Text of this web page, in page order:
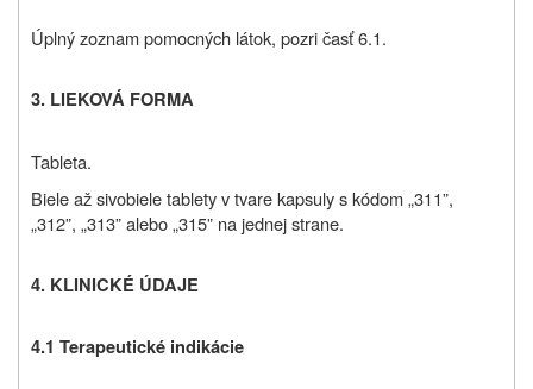
Úplný zoznam pomocných látok, pozri časť 6.1.
3. LIEKOVÁ FORMA
Tableta.
Biele až sivobiele tablety v tvare kapsuly s kódom „311”,
„312”, „313” alebo „315” na jednej strane.
4. KLINICKÉ ÚDAJE
4.1 Terapeutické indikácie